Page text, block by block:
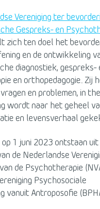
Vereniging ter
Gespreks- en
zich ten doel het
en de ontwikkeling
diagnostiek, gespreks-
en orthopedagogie.. Zij
en problemen, in
wordt naar het geheel
en levensverhaal
op 1 juni 2023 ontstaan
de Nederlandse
de Psychotherapie
Psychosociale
vanuit Antroposofie